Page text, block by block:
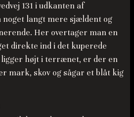
131 i udkanten af
langt mere sjældent og
Her overtager man en
direkte ind i det kuperede
ligger højt i terrænet, er der en
mark, skov og sågar et blåt kig